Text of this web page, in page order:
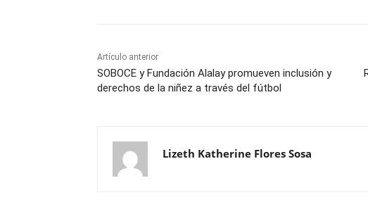
Artículo anterior
SOBOCE y Fundación Alalay promueven inclusión y
derechos de la niñez a través del fútbol
Lizeth Katherine Flores Sosa